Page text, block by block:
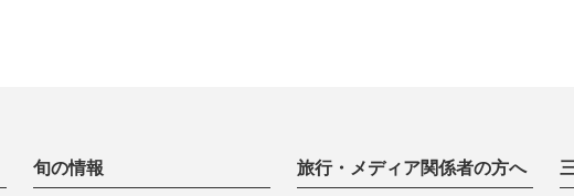
旬の情報 旅行・メディア関係者の方へ